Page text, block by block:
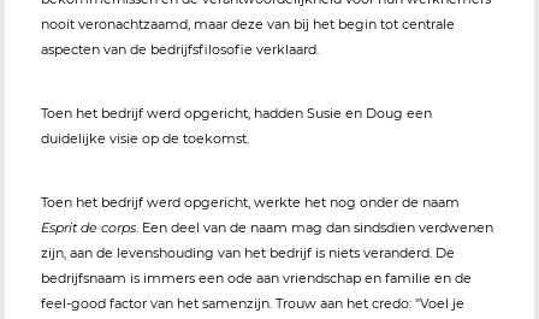
nooit veronachtzaamd, maar deze van bij het begin tot centrale
aspecten van de bedrijfsfilosofie verklaard.
Toen het bedrijf werd opgericht, hadden Susie en Doug een
duidelijke visie op de toekomst.
Toen het bedrijf werd opgericht, werkte het nog onder de naam
Esprit de corps. Een deel van de naam mag dan sindsdien verdwenen
zijn, aan de levenshouding van het bedrijf is niets veranderd. De
bedrijfsnaam is immers een ode aan vriendschap en familie en de
feel-good factor van het samenzijn. Trouw aan het credo: "Voel je